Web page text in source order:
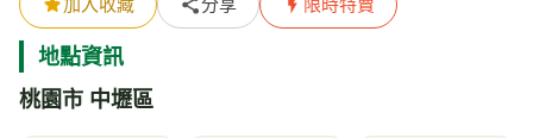
地點資訊
桃園市 中壢區